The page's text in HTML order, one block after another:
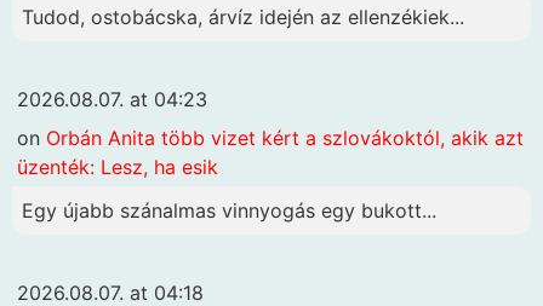
Tudod, ostobácska, árvíz idején az ellenzékiek...
2026.08.07. at 04:23
on Orbán Anita több vizet kért a szlovákoktól, akik azt
üzenték: Lesz, ha esik
Egy újabb szánalmas vinnyogás egy bukott...
2026.08.07. at 04:18